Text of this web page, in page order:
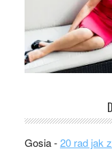
Gosia-20 rad jak